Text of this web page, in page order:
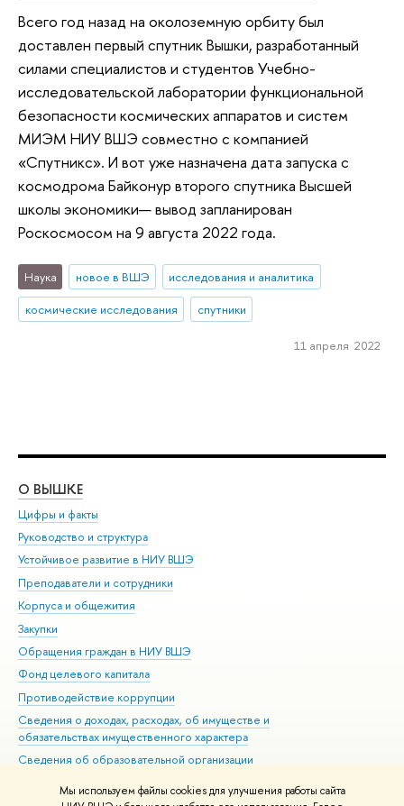
Мы используем файлы cookies для улучшения работы сайта
Всего год назад на околоземную орбиту был
доставлен первый спутник Вышки, разработанный
силами специалистов и студентов Учебно-
исследовательской лаборатории функциональной
безопасности космических аппаратов и систем
МИЭМ НИУ ВШЭ совместно с компанией
«Спутникс». И вот уже назначена дата запуска с
космодрома Байконур второго спутника Высшей
школы экономики— вывод запланирован
Роскосмосом на 9 августа 2022 года.
Наука новое в ВШЭ
исследования и аналитика
космические исследования
спутники
11 апреля 2022
О ВЫШКЕ
Цифры и факты
Руководство и структура
Устойчивое развитие в НИУ ВШЭ
Преподаватели и сотрудники
Корпуса и общежития
Закупки
Обращения граждан в НИУ ВШЭ
Фонд целевого капитала
Противодействие коррупции
Сведения о доходах, расходах, об имуществе и
обязательствах имущественного характера
Сведения об образовательной организации
Людям с ограниченными возможностями здоровья